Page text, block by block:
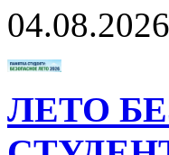
04.08.2026
ЛЕТО